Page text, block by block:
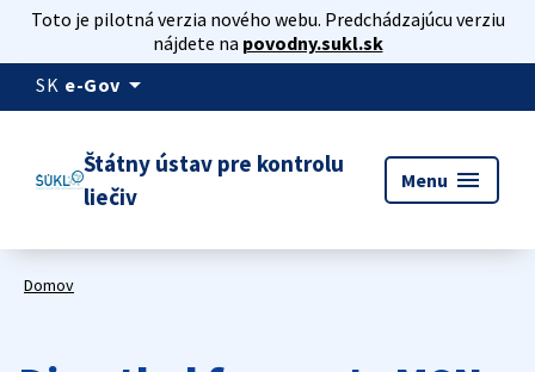
Toto je pilotná verzia nového webu. Predchádzajúcu verziu
nájdete na povodny.sukl.sk
SK e-Gov arrow_drop_down
Štátny ústav pre kontrolu
liečiv
Menu menu
Domov